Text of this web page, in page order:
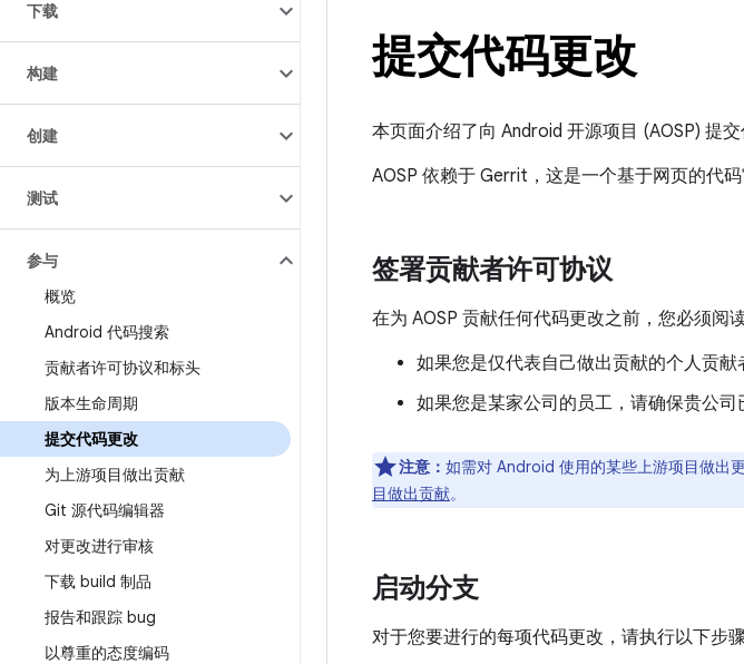
下载
构建
创建
测试
参与
概览
Android 代码搜索
贡献者许可协议和标头
版本生命周期
提交代码更改
为上游项目做出贡献
Git 源代码编辑器
对更改进行审核
下载 build 制品
报告和跟踪 bug
以尊重的态度编码
提交代码更改
本页面介绍了向 Android 开源项目 (AOSP) 提
AOSP 依赖于 Gerrit，这是一个基于网页的代
签署贡献者许可协议
在为 AOSP 贡献任何代码更改之前，您必须阅
如果您是仅代表自己做出贡献的个人贡献
如果您是某家公司的员工，请确保贵公司
注意： 如需对 Android 使用的某些上游项目做出
目做出贡献。
启动分支
对于您要进行的每项代码更改，请执行以下步骤